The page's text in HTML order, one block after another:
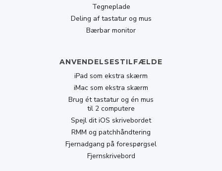
Tegneplade
Deling af tastatur og mus
Bærbar monitor
ANVENDELSESTILFÆLDE
iPad som ekstra skærm
iMac som ekstra skærm
Brug ét tastatur og én mus
til 2 computere
Spejl dit iOS skrivebordet
RMM og patchhåndtering
Fjernadgang på forespørgsel
Fjernskrivebord